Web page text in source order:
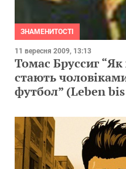
ЗНАМЕНИТОСТІ
11 вересня 2009, 13:13
Томас Бруссиг “Як
стають
футбол” (Leben